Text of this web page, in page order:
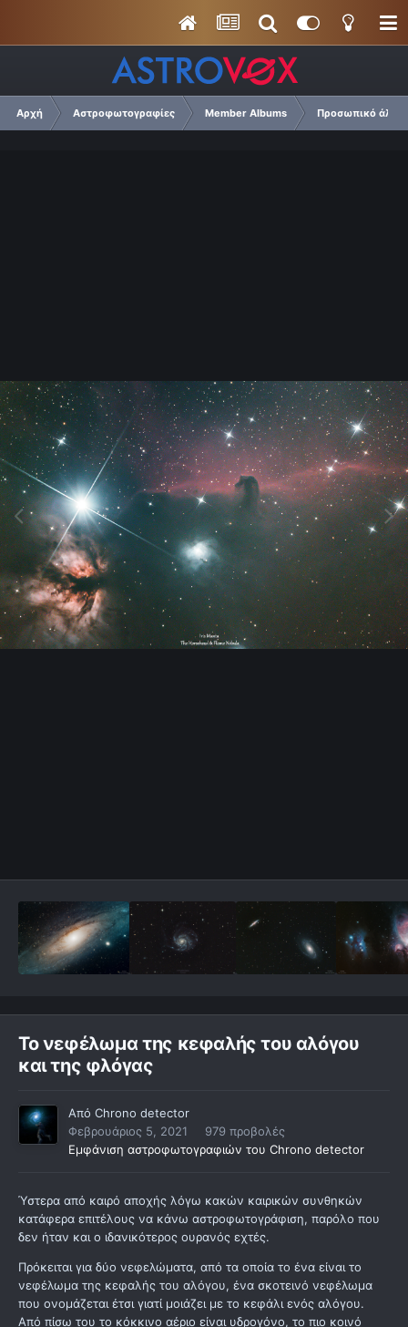
Αρχή Αστροφωτογραφίες Member Albums Προσωπικό
Το νεφέλωμα της κεφαλής του αλόγου
και της φλόγας
Από Chrono detector
Φεβρουάριος 5, 2021
979 προβολές
Εμφάνιση αστροφωτογραφιών του Chrono detector
Ύστερα από καιρό αποχής λόγω κακών καιρικών συνθηκών
κατάφερα επιτέλους να κάνω αστροφωτογράφιση, παρόλο που
δεν ήταν και ο ιδανικότερος ουρανός εχτές.
Πρόκειται για δύο νεφελώματα, από τα οποία το ένα είναι το
νεφέλωμα της κεφαλής του αλόγου, ένα σκοτεινό νεφέλωμα
που ονομάζεται έτσι γιατί μοιάζει με το κεφάλι ενός αλόγου.
Από πίσω του το κόκκινο αέριο είναι υδρογόνο, το πιο κοινό